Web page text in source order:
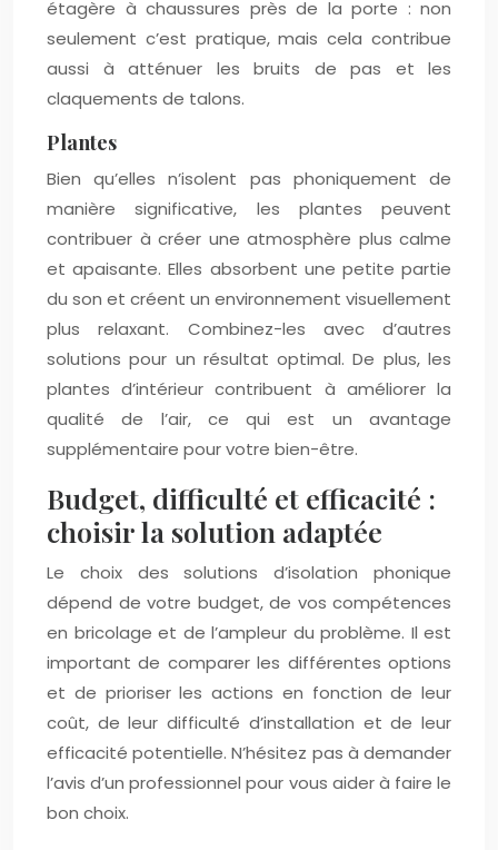
étagère à chaussures près de la porte : non
seulement c’est pratique, mais cela contribue
aussi à atténuer les bruits de pas et les
claquements de talons.
Plantes
Bien qu’elles n’isolent pas phoniquement de
manière significative, les plantes peuvent
contribuer à créer une atmosphère plus calme
et apaisante. Elles absorbent une petite partie
du son et créent un environnement visuellement
plus relaxant. Combinez-les avec d’autres
solutions pour un résultat optimal. De plus, les
plantes d’intérieur contribuent à améliorer la
qualité de l’air, ce qui est un avantage
supplémentaire pour votre bien-être.
Budget, difficulté et efficacité :
choisir la solution adaptée
Le choix des solutions d’isolation phonique
dépend de votre budget, de vos compétences
en bricolage et de l’ampleur du problème. Il est
important de comparer les différentes options
et de prioriser les actions en fonction de leur
coût, de leur difficulté d’installation et de leur
efficacité potentielle. N’hésitez pas à demander
l’avis d’un professionnel pour vous aider à faire le
bon choix.